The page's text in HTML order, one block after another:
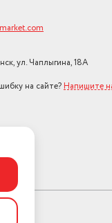
ул. Чаплыгина, 18А
на сайте? Напишите